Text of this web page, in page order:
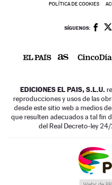
POLÍTICA DE COOKIES
SÍGUENOS:
EDICIONES EL PAIS, S.L.U.
reproducciones y usos de las
desde este sitio web a medios
que resulten adecuados a tal fin
del Real Decreto-ley